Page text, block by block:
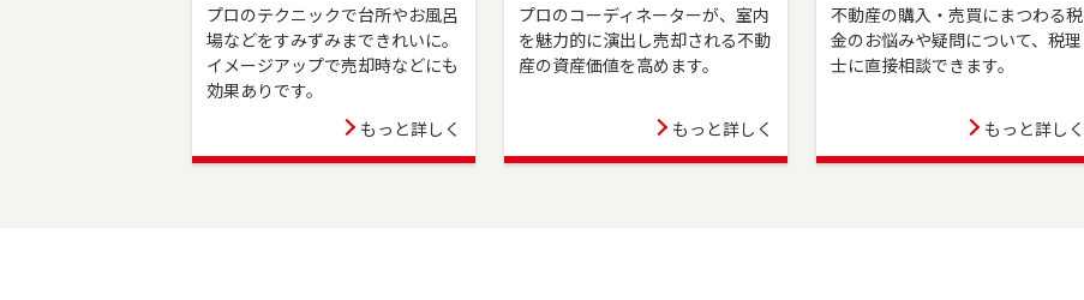
2023-04-01
おおたかの森プロジェクトチームを開設しました。 つくばエクスプレス線・JR武蔵野線の流山市、
柏市、野田市、つくば市、守谷市でお住まいのご売却、 ご購入をご検討の方は、是非ご相談くださ
い。 フリーダイアル（0120-875-117）よりお気軽にどうぞ！
プロのテクニックで台所やお風呂
場などをすみずみまできれいに。
イメージアップで売却時などにも
効果ありです。
もっと詳しく
プロのコーディネーターが、室内
を魅力的に演出し売却される不動
産の資産価値を高めます。
もっと詳しく
不動産の購入・売買にまつわる税
金のお悩みや疑問について、税理
士に直接相談できます。
もっと詳しく